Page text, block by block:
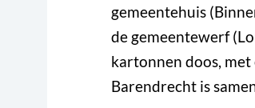
gemeentehuis
de gemeentewerf
kartonnen doos, met
Barendrecht is